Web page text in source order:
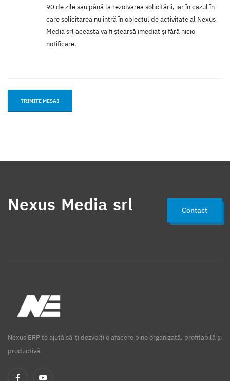
90 de zile sau până la rezolvarea solicitării, iar în cazul în
care solicitarea nu intră în obiectul de activitate al Nexus
Media srl aceasta va fi ştearsă imediat şi fără nicio
notificare.
Nexus Media srl Contact
Nexus ERP te ajută să-ți dezvolți o afacere bine organizată, profitabilă și
productivă.